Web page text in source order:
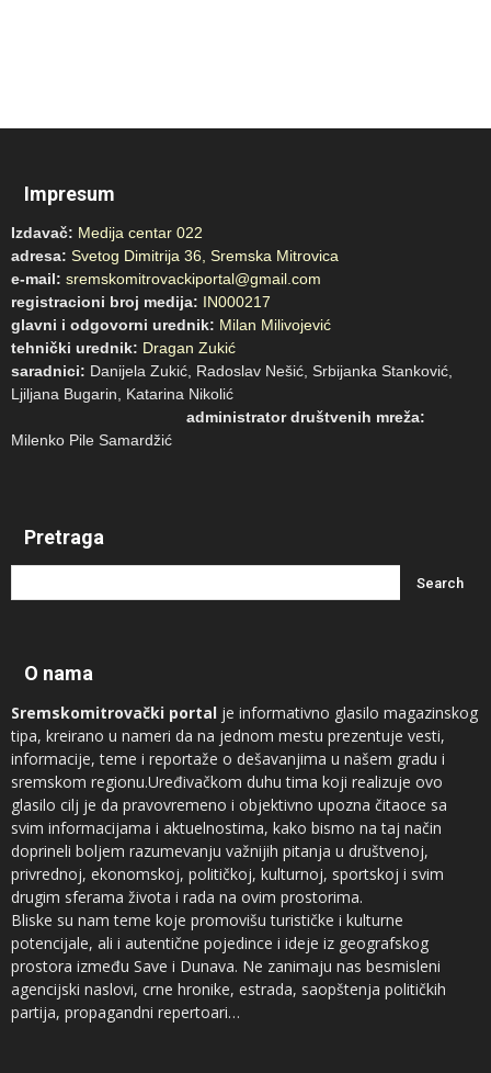
Impresum
Izdavač: Medija centar 022
adresa: Svetog Dimitrija 36, Sremska Mitrovica
e-mail: sremskomitrovackiportal@gmail.com
registracioni broj medija: IN000217
glavni i odgovorni urednik: Milan Milivojević
tehnički urednik: Dragan Zukić
saradnici: Danijela Zukić, Radoslav Nešić, Srbijanka Stanković,
Ljiljana Bugarin, Katarina Nikolić
administrator društvenih mreža:
Milenko Pile Samardžić
Pretraga
O nama
Sremskomitrovački portal je informativno glasilo magazinskog
tipa, kreirano u nameri da na jednom mestu prezentuje vesti,
informacije, teme i reportaže o dešavanjima u našem gradu i
sremskom regionu.Uređivačkom duhu tima koji realizuje ovo
glasilo cilj je da pravovremeno i objektivno upozna čitaoce sa
svim informacijama i aktuelnostima, kako bismo na taj način
doprineli boljem razumevanju važnijih pitanja u društvenoj,
privrednoj, ekonomskoj, političkoj, kulturnoj, sportskoj i svim
drugim sferama života i rada na ovim prostorima.
Bliske su nam teme koje promovišu turističke i kulturne
potencijale, ali i autentične pojedince i ideje iz geografskog
prostora između Save i Dunava. Ne zanimaju nas besmisleni
agencijski naslovi, crne hronike, estrada, saopštenja političkih
partija, propagandni repertoari…